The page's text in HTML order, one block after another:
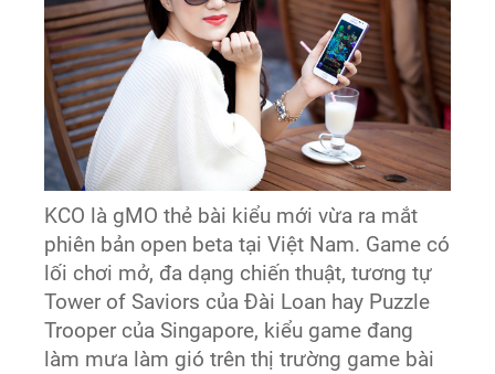
KCO là gMO thẻ bài kiểu mới vừa ra mắt
phiên bản open beta tại Việt Nam. Game có
lối chơi mở, đa dạng chiến thuật, tương tự
Tower of Saviors của Đài Loan hay Puzzle
Trooper của Singapore, kiểu game đang
làm mưa làm gió trên thị trường game bài